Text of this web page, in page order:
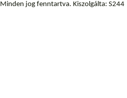
Minden jog fenntartva. Kiszolgálta: S244